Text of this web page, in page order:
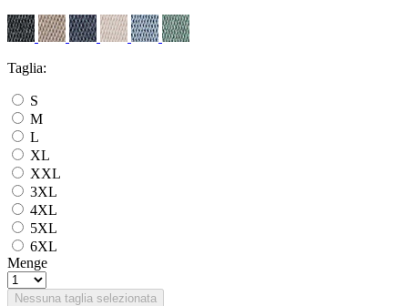
Taglia:
S
M
L
XL
XXL
3XL
4XL
5XL
6XL
Menge
Nessuna taglia selezionata